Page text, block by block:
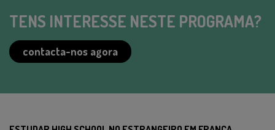
TENS INTERESSE NESTE PROGRAMA?
contacta-nos agora